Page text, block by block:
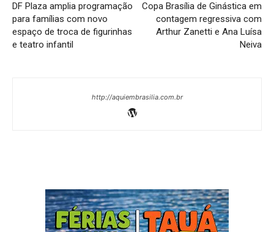
DF Plaza amplia programação
para famílias com novo
espaço de troca de figurinhas
e teatro infantil
Copa Brasília de Ginástica em
contagem regressiva com
Arthur Zanetti e Ana Luísa
Neiva
http://aquiembrasilia.com.br